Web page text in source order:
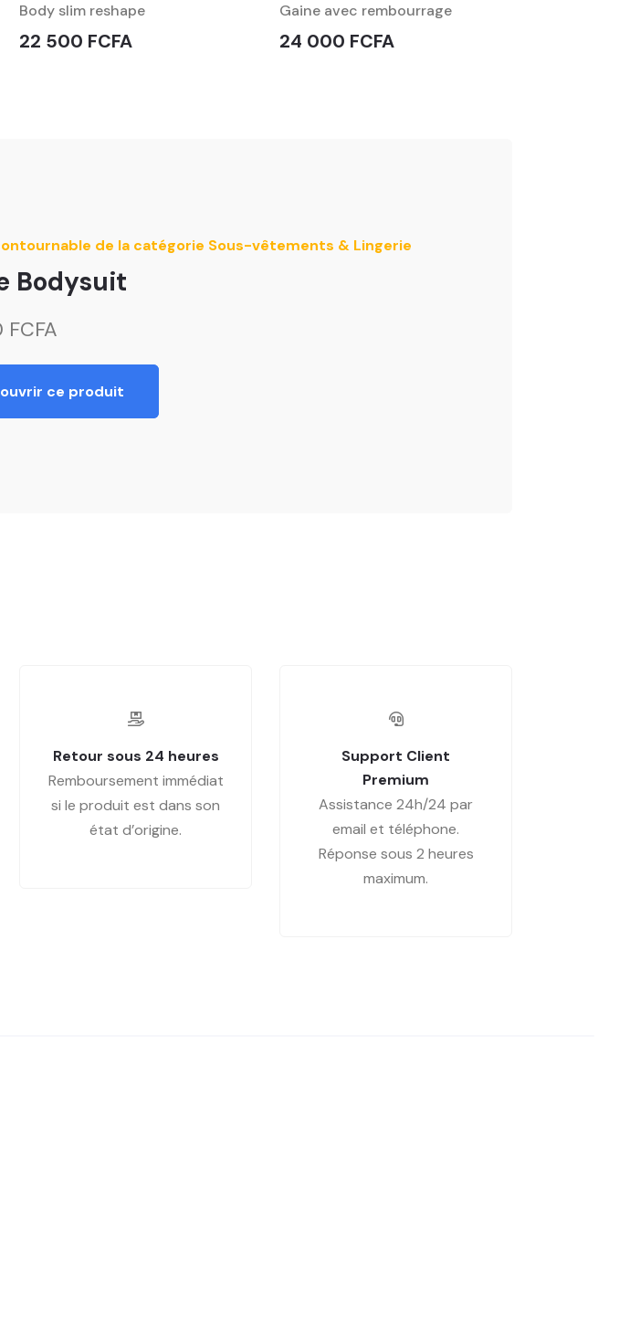
Body slim reshape
22 500 FCFA
Gaine avec rembourrage
24 000 FCFA
de la catégorie Sous-vêtements & Lingerie
Bodysuit
ce produit
Retour sous 24 heures
Remboursement immédiat
si le produit est dans son
état d’origine.
Support Client
Premium
Assistance 24h/24 par
email et téléphone.
Réponse sous 2 heures
maximum.